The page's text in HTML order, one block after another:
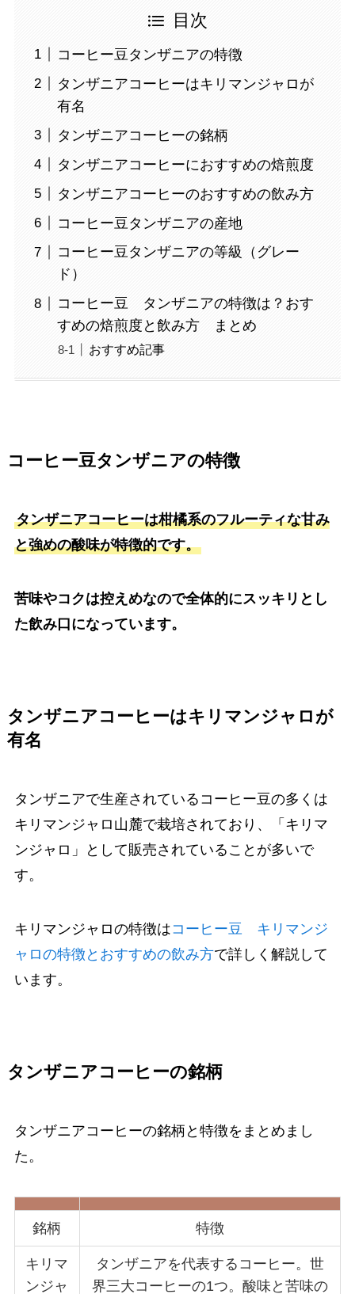
目次
コーヒー豆タンザニアの特徴
タンザニアコーヒーはキリマンジャロが
有名
タンザニアコーヒーの銘柄
タンザニアコーヒーにおすすめの焙煎度
タンザニアコーヒーのおすすめの飲み方
コーヒー豆タンザニアの産地
コーヒー豆タンザニアの等級（グレー
ド）
コーヒー豆 タンザニアの特徴は？おす
すめの焙煎度と飲み方 まとめ
おすすめ記事
コーヒー豆タンザニアの特徴
タンザニアコーヒーは柑橘系のフルーティな甘み
と強めの酸味が特徴的です。
苦味やコクは控えめなので全体的にスッキリとし
た飲み口になっています。
タンザニアコーヒーはキリマンジャロが
有名
タンザニアで生産されているコーヒー豆の多くは
キリマンジャロ山麓で栽培されており、「キリマ
ンジャロ」として販売されていることが多いで
す。
キリマンジャロの特徴はコーヒー豆 キリマンジ
ャロの特徴とおすすめの飲み方で詳しく解説して
います。
タンザニアコーヒーの銘柄
タンザニアコーヒーの銘柄と特徴をまとめまし
た。
銘柄 特徴
キリマ
ンジャ
タンザニアを代表するコーヒー。世
界三大コーヒーの1つ。酸味と苦味の